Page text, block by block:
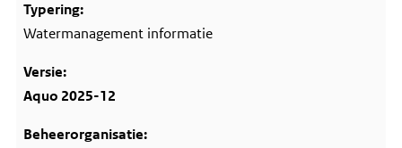
Watermanagement informatie
Aquo 2025-12